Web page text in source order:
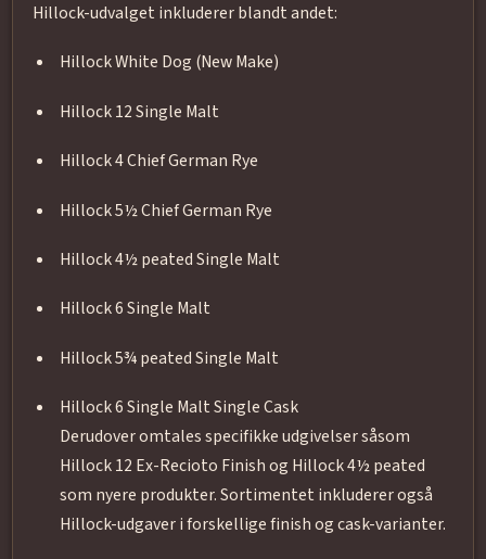
Hillock-udvalget inkluderer blandt andet:
Hillock White Dog (New Make)
Hillock 12 Single Malt
Hillock 4 Chief German Rye
Hillock 5½ Chief German Rye
Hillock 4½ peated Single Malt
Hillock 6 Single Malt
Hillock 5¾ peated Single Malt
Hillock 6 Single Malt Single Cask
Derudover omtales specifikke udgivelser såsom
Hillock 12 Ex-Recioto Finish og Hillock 4½ peated
som nyere produkter. Sortimentet inkluderer også
Hillock-udgaver i forskellige finish og cask-varianter.